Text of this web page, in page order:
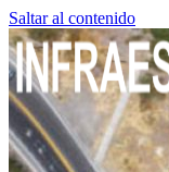
Saltar al contenido